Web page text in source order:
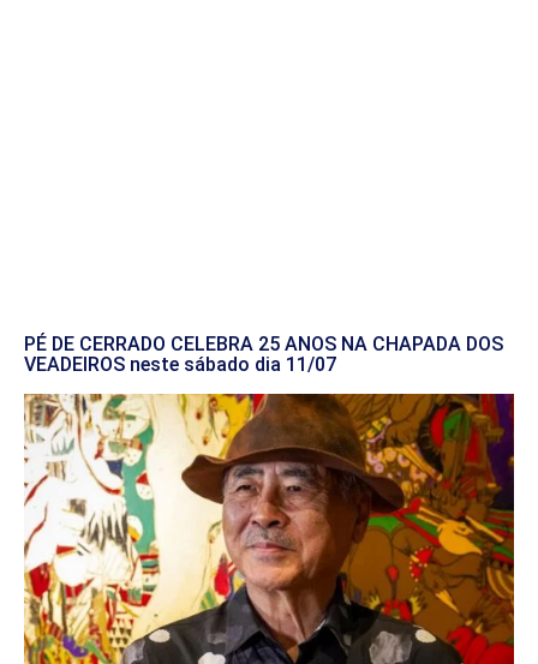
PÉ DE CERRADO CELEBRA 25 ANOS NA CHAPADA DOS
VEADEIROS neste sábado dia 11/07